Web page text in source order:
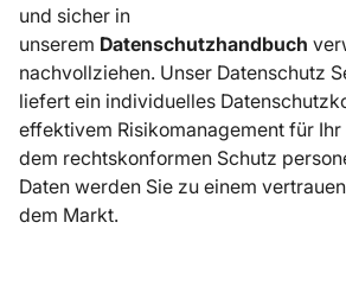
und sicher in
unserem Datenschutzhandbuch
nachvollziehen. Unser Datenschutz
liefert ein individuelles
effektivem Risikomanagement für
dem rechtskonformen Schutz
Daten werden Sie zu einem
dem Markt.